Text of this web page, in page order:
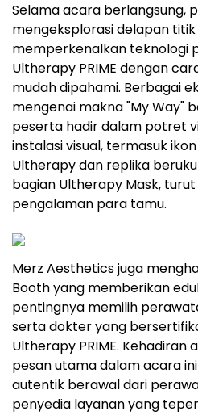
Selama acara berlangsung,
mengeksplorasi delapan
memperkenalkan teknologi
Ultherapy PRIME dengan
mudah dipahami. Berbagai
mengenai makna "My Way"
peserta hadir dalam potret
instalasi visual, termasuk ikon
Ultherapy dan replika
bagian Ultherapy Mask,
pengalaman para tamu.
Merz Aesthetics juga
Booth yang memberikan
pentingnya memilih
serta dokter yang
Ultherapy PRIME. Kehadiran
pesan utama dalam acara
autentik berawal dari
penyedia layanan yang